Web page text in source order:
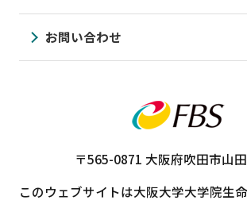
〒565-0871 大阪府吹田市山
このウェブサイトは大阪大学大学院生
お問い合わせ